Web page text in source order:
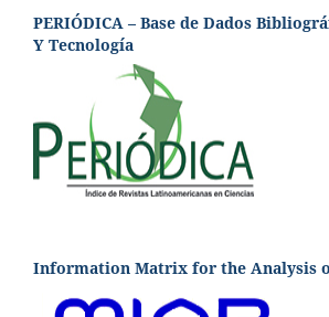
PERIÓDICA – Base de Dados
Y Tecnología
Information Matrix for the Analysis